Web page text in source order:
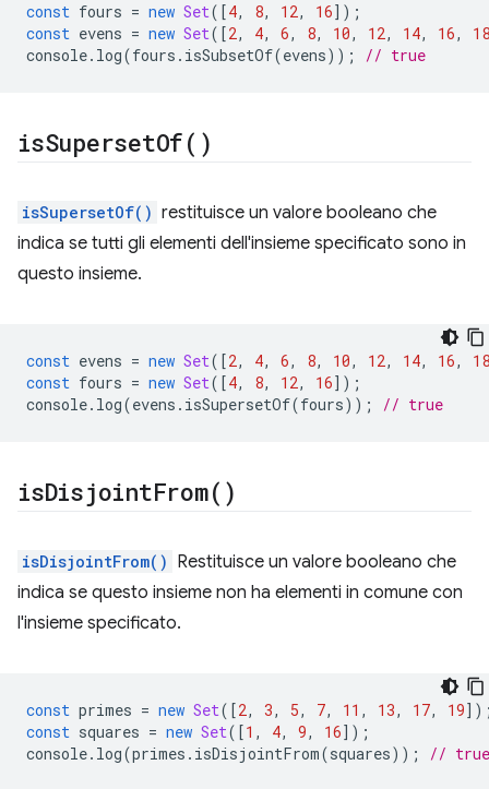
const fours = new Set([4, 8, 12, 16]);
const evens = new Set([2, 4, 6, 8, 10, 12, 14, 16,
18
console. log(fours . isSubsetOf(evens)); // true
isSupersetOf( )
isSupersetOf() restituisce un valore booleano che
indica se tutti gli elementi dell'insieme specificato sono in
questo insieme.
const evens = new Set([2, 4, 6, 8, 10, 12, 14, 16,
18
const fours = new Set([4, 8, 12, 16]);
console. log(evens . isSupersetOf(fours)); // true
isDisjointFrom( )
isDisjointFrom() Restituisce un valore booleano che
indica se questo insieme non ha elementi in comune con
l'insieme specificato.
const primes = new Set([2, 3, 5, 7, 11 , 13, 17, 19
const squares = new Set([1 , 4, 9, 16]);
console. log(primes . isDisjointFrom(squares)); // true